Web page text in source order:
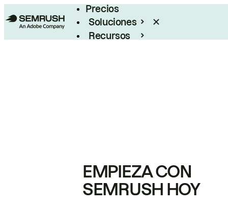
Precios
Soluciones
Recursos
EMPIEZA CON
SEMRUSH HOY